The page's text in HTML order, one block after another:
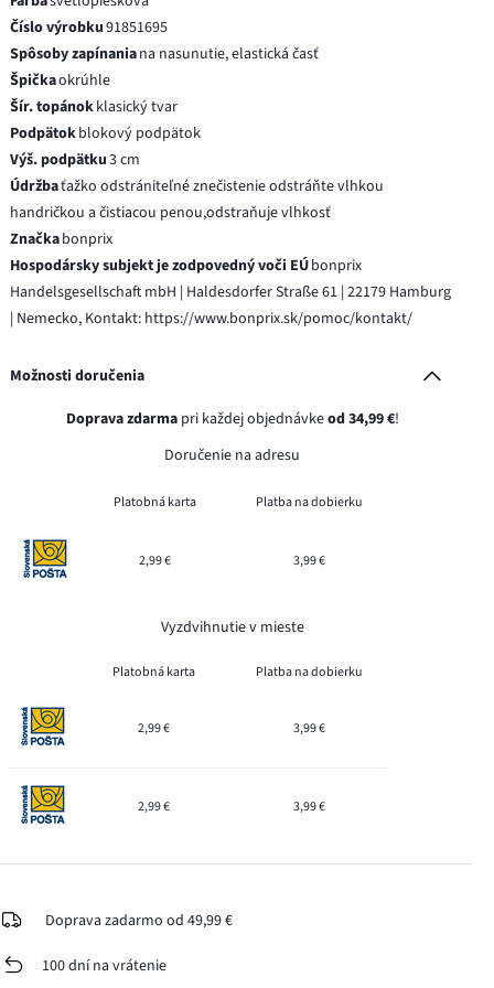
Číslo výrobku91851695
Spôsoby zapínaniana nasunutie, elastická časť
Špičkaokrúhle
Šír. topánokklasický tvar
Podpätokblokový podpätok
Výš. podpätku3 cm
Údržbaťažko odstrániteľné znečistenie odstráňte vlhkou
handričkou a čistiacou penou,odstraňuje vlhkosť
Značkabonprix
Hospodársky subjekt je zodpovedný voči EÚbonprix
Handelsgesellschaft mbH | Haldesdorfer Straße 61 | 22179 Hamburg
| Nemecko, Kontakt: https://www.bonprix.sk/pomoc/kontakt/
Možnosti doručenia
Doprava zdarmapri každej objednávkeod 34,99 €!
Doručenie na adresu
Platobná karta Platba na dobierku
2,99 € 3,99 €
Vyzdvihnutie v mieste
Platobná karta Platba na dobierku
2,99 € 3,99 €
2,99 € 3,99 €
Doprava zadarmo od 49,99 €
100 dní na vrátenie